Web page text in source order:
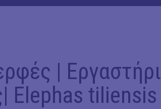
| Εργαστήρι
Elephas tiliensis